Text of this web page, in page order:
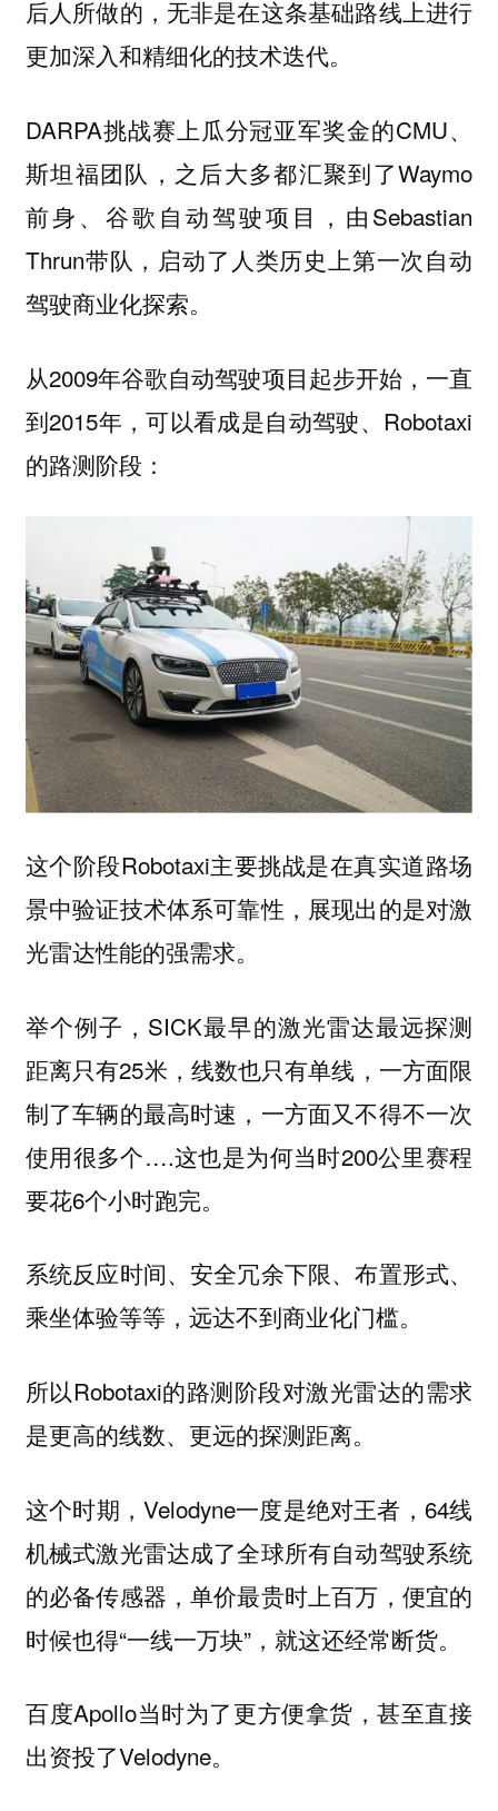
后人所做的，无非是在这条基础路线上进行
更加深入和精细化的技术迭代。
DARPA挑战赛上瓜分冠亚军奖金的CMU、
斯坦福团队，之后大多都汇聚到了Waymo
前身、谷歌自动驾驶项目，由Sebastian
Thrun带队，启动了人类历史上第一次自动
驾驶商业化探索。
从2009年谷歌自动驾驶项目起步开始，一直
到2015年，可以看成是自动驾驶、Robotaxi
的路测阶段：
这个阶段Robotaxi主要挑战是在真实道路场
景中验证技术体系可靠性，展现出的是对激
光雷达性能的强需求。
举个例子，SICK最早的激光雷达最远探测
距离只有25米，线数也只有单线，一方面限
制了车辆的最高时速，一方面又不得不一次
使用很多个….这也是为何当时200公里赛程
要花6个小时跑完。
系统反应时间、安全冗余下限、布置形式、
乘坐体验等等，远达不到商业化门槛。
所以Robotaxi的路测阶段对激光雷达的需求
是更高的线数、更远的探测距离。
这个时期，Velodyne一度是绝对王者，64线
机械式激光雷达成了全球所有自动驾驶系统
的必备传感器，单价最贵时上百万，便宜的
时候也得“一线一万块”，就这还经常断货。
百度Apollo当时为了更方便拿货，甚至直接
出资投了Velodyne。